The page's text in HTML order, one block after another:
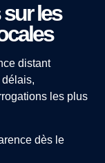
les
distant
les plus
dès le